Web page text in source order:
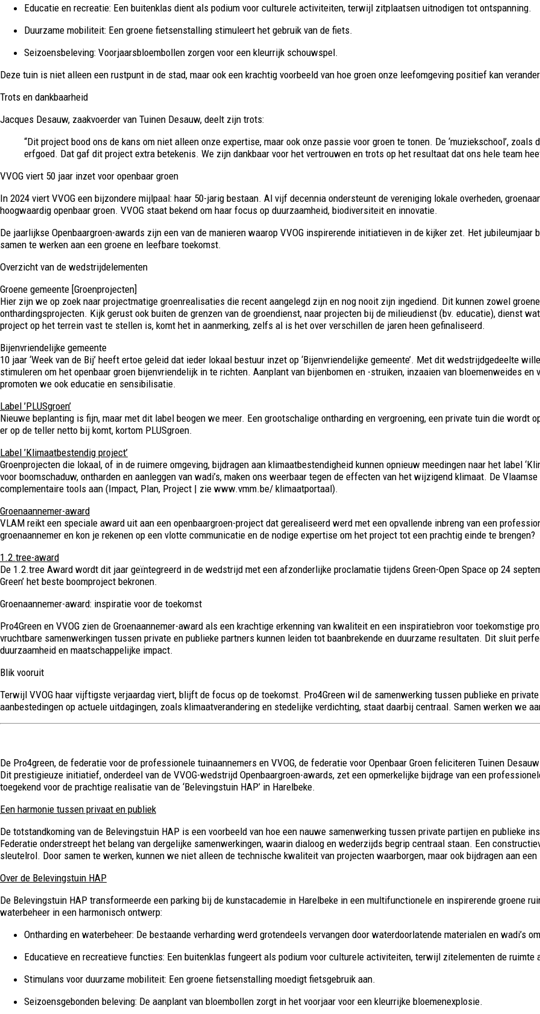
Educatie en recreatie: Een buitenklas dient als podium voor culturele activiteiten, terwijl zitplaatsen uitnodigen tot ontspanning.
Duurzame mobiliteit: Een groene fietsenstalling stimuleert het gebruik van de fiets.
Seizoensbeleving: Voorjaarsbloembollen zorgen voor een kleurrijk schouwspel.
Deze tuin is niet alleen een rustpunt in de stad, maar ook een krachtig voorbeeld van hoe groen onze leefomgeving positief kan
Trots en dankbaarheid
Jacques Desauw, zaakvoerder van Tuinen Desauw, deelt zijn trots:
“Dit project bood ons de kans om niet alleen onze expertise, maar ook onze passie voor groen te tonen. De ‘muziekschool’,
erfgoed. Dat gaf dit project extra betekenis. We zijn dankbaar voor het vertrouwen en trots op het resultaat dat ons hele team
VVOG viert 50 jaar inzet voor openbaar groen
In 2024 viert VVOG een bijzondere mijlpaal: haar 50-jarig bestaan. Al vijf decennia ondersteunt de vereniging lokale overheden,
hoogwaardig openbaar groen. VVOG staat bekend om haar focus op duurzaamheid, biodiversiteit en innovatie.
De jaarlijkse Openbaargroen-awards zijn een van de manieren waarop VVOG inspirerende initiatieven in de kijker zet. Het
samen te werken aan een groene en leefbare toekomst.
Overzicht van de wedstrijdelementen
Groene gemeente [Groenprojecten]
Hier zijn we op zoek naar projectmatige groenrealisaties die recent aangelegd zijn en nog nooit zijn ingediend. Dit kunnen zowel
onthardingsprojecten. Kijk gerust ook buiten de grenzen van de groendienst, naar projecten bij de milieudienst (bv. educatie), dienst
project op het terrein vast te stellen is, komt het in aanmerking, zelfs al is het over verschillen de jaren heen gefinaliseerd.
Bijenvriendelijke gemeente
10 jaar ‘Week van de Bij’ heeft ertoe geleid dat ieder lokaal bestuur inzet op ‘Bijenvriendelijke gemeente’. Met dit wedstrijdgedeelte
stimuleren om het openbaar groen bijenvriendelijk in te richten. Aanplant van bijenbomen en -struiken, inzaaien van bloemenweides
promoten we ook educatie en sensibilisatie.
Label ’PLUSgroen’
Nieuwe beplanting is fijn, maar met dit label beogen we meer. Een grootschalige ontharding en vergroening, een private tuin die wordt
er op de teller netto bij komt, kortom PLUSgroen.
Label ’Klimaatbestendig project’
Groenprojecten die lokaal, of in de ruimere omgeving, bijdragen aan klimaatbestendigheid kunnen opnieuw meedingen naar het label
voor boomschaduw, ontharden en aanleggen van wadi’s, maken ons weerbaar tegen de effecten van het wijzigend klimaat. De
complementaire tools aan (Impact, Plan, Project | zie www.vmm.be/ klimaatportaal).
Groenaannemer-award
VLAM reikt een speciale award uit aan een openbaargroen-project dat gerealiseerd werd met een opvallende inbreng van een
groenaannemer en kon je rekenen op een vlotte communicatie en de nodige expertise om het project tot een prachtig einde te brengen?
1.2.tree-award
De 1.2.tree Award wordt dit jaar geïntegreerd in de wedstrijd met een afzonderlijke proclamatie tijdens Green-Open Space op 24
Green’ het beste boomproject bekronen.
Groenaannemer-award: inspiratie voor de toekomst
Pro4Green en VVOG zien de Groenaannemer-award als een krachtige erkenning van kwaliteit en een inspiratiebron voor toekomstige
vruchtbare samenwerkingen tussen private en publieke partners kunnen leiden tot baanbrekende en duurzame resultaten. Dit sluit
duurzaamheid en maatschappelijke impact.
Blik vooruit
Terwijl VVOG haar vijftigste verjaardag viert, blijft de focus op de toekomst. Pro4Green wil de samenwerking tussen publieke en
aanbestedingen op actuele uitdagingen, zoals klimaatverandering en stedelijke verdichting, staat daarbij centraal. Samen werken we
De Pro4green, de federatie voor de professionele tuinaannemers en VVOG, de federatie voor Openbaar Groen feliciteren Tuinen
Dit prestigieuze initiatief, onderdeel van de VVOG-wedstrijd Openbaargroen-awards, zet een opmerkelijke bijdrage van een
toegekend voor de prachtige realisatie van de ‘Belevingstuin HAP’ in Harelbeke.
Een harmonie tussen privaat en publiek
De totstandkoming van de Belevingstuin HAP is een voorbeeld van hoe een nauwe samenwerking tussen private partijen en publieke
Federatie onderstreept het belang van dergelijke samenwerkingen, waarin dialoog en wederzijds begrip centraal staan. Een
sleutelrol. Door samen te werken, kunnen we niet alleen de technische kwaliteit van projecten waarborgen, maar ook bijdragen aan
Over de Belevingstuin HAP
De Belevingstuin HAP transformeerde een parking bij de kunstacademie in Harelbeke in een multifunctionele en inspirerende groene
waterbeheer in een harmonisch ontwerp:
Ontharding en waterbeheer: De bestaande verharding werd grotendeels vervangen door waterdoorlatende materialen en wadi’s
Educatieve en recreatieve functies: Een buitenklas fungeert als podium voor culturele activiteiten, terwijl zitelementen de ruimte
Stimulans voor duurzame mobiliteit: Een groene fietsenstalling moedigt fietsgebruik aan.
Seizoensgebonden beleving: De aanplant van bloembollen zorgt in het voorjaar voor een kleurrijke bloemenexplosie.